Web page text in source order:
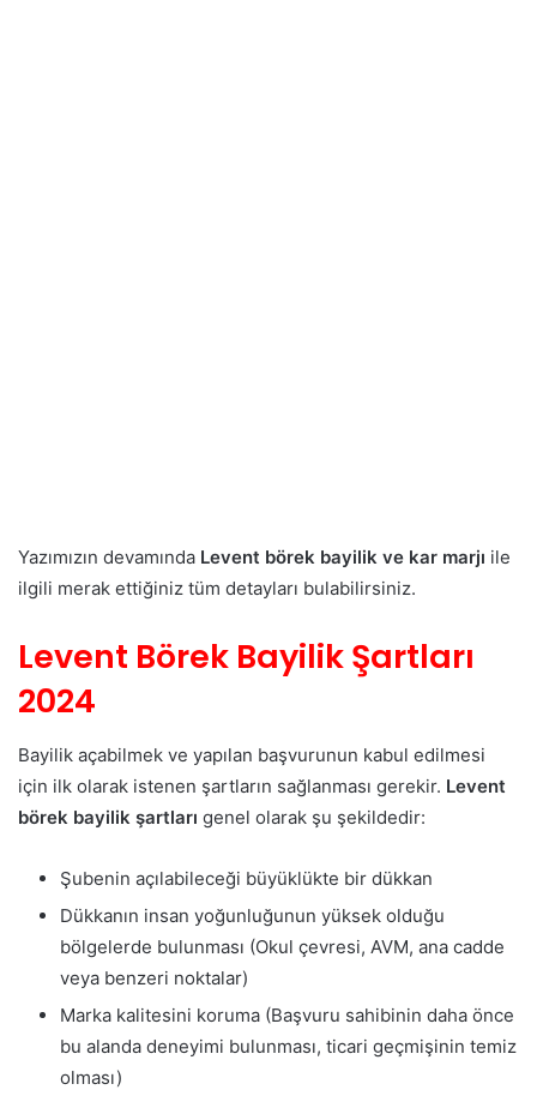
Yazımızın devamında Levent börek bayilik ve kar marjı ile
ilgili merak ettiğiniz tüm detayları bulabilirsiniz.
Levent Börek Bayilik Şartları
2024
Bayilik açabilmek ve yapılan başvurunun kabul edilmesi
için ilk olarak istenen şartların sağlanması gerekir. Levent
börek bayilik şartları genel olarak şu şekildedir:
Şubenin açılabileceği büyüklükte bir dükkan
Dükkanın insan yoğunluğunun yüksek olduğu
bölgelerde bulunması (Okul çevresi, AVM, ana cadde
veya benzeri noktalar)
Marka kalitesini koruma (Başvuru sahibinin daha önce
bu alanda deneyimi bulunması, ticari geçmişinin temiz
olması)